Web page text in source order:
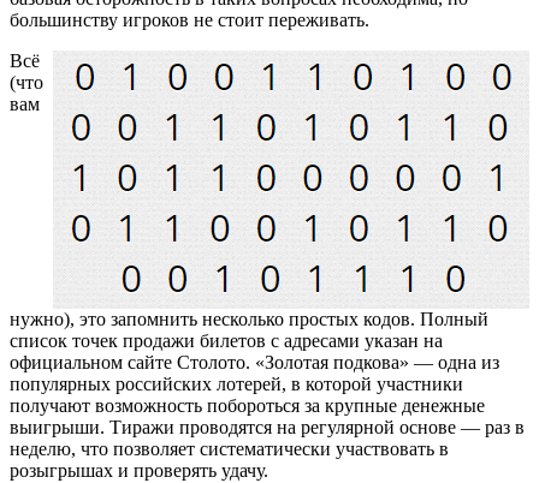
большинству игроков не стоит переживать.
Всё
(что
вам
нужно), это запомнить несколько простых кодов. Полный
список точек продажи билетов с адресами указан на
официальном сайте Столото. «Золотая подкова» — одна из
популярных российских лотерей, в которой участники
получают возможность побороться за крупные денежные
выигрыши. Тиражи проводятся на регулярной основе — раз в
неделю, что позволяет систематически участвовать в
розыгрышах и проверять удачу.